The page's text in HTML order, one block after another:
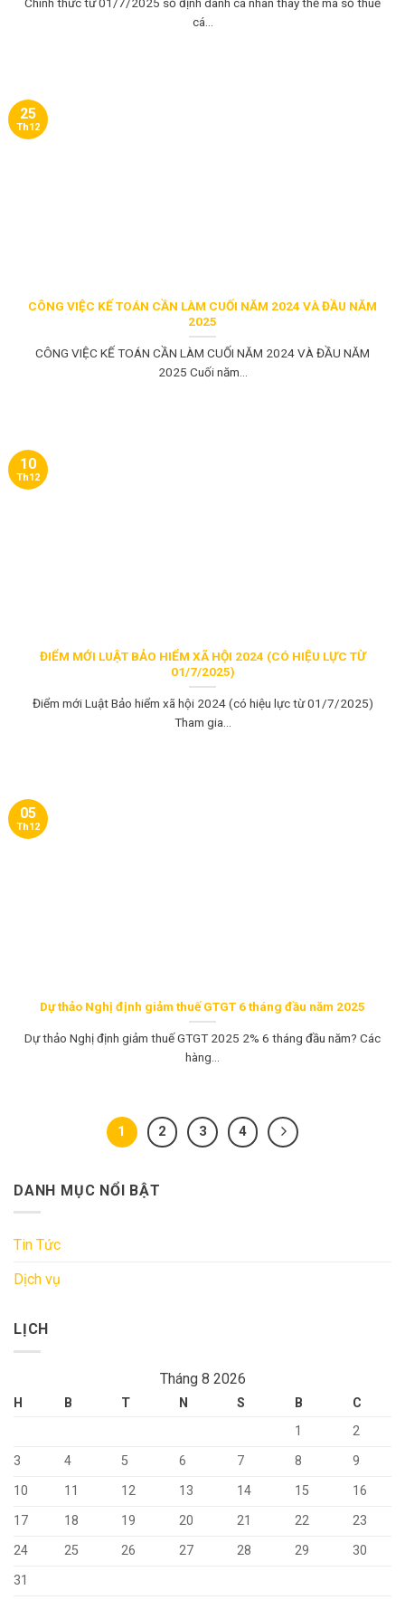
cá...
CÔNG VIỆC KẾ TOÁN CẦN LÀM CUỐI NĂM 2024 VÀ ĐẦU NĂM
2025
CÔNG VIỆC KẾ TOÁN CẦN LÀM CUỐI NĂM 2024 VÀ ĐẦU NĂM
2025 Cuối năm...
25
Th12
ĐIỂM MỚI LUẬT BẢO HIỂM XÃ HỘI 2024 (CÓ HIỆU LỰC TỪ
01/7/2025)
Điểm mới Luật Bảo hiểm xã hội 2024 (có hiệu lực từ 01/7/2025)
Tham gia...
10
Th12
Dự thảo Nghị định giảm thuế GTGT 6 tháng đầu năm 2025
Dự thảo Nghị định giảm thuế GTGT 2025 2% 6 tháng đầu năm? Các
hàng...
05
Th12
1 2 3 4
DANH MỤC NỔI BẬT
Tin Tức
Dịch vụ
LỊCH
Tháng 8 2026
H B T N S B
C
1
2
3
4 5 6 7 8
9
10
11 12 13 14 15
16
17
18 19 20 21 22
23
24
25 26 27 28 29
30
31